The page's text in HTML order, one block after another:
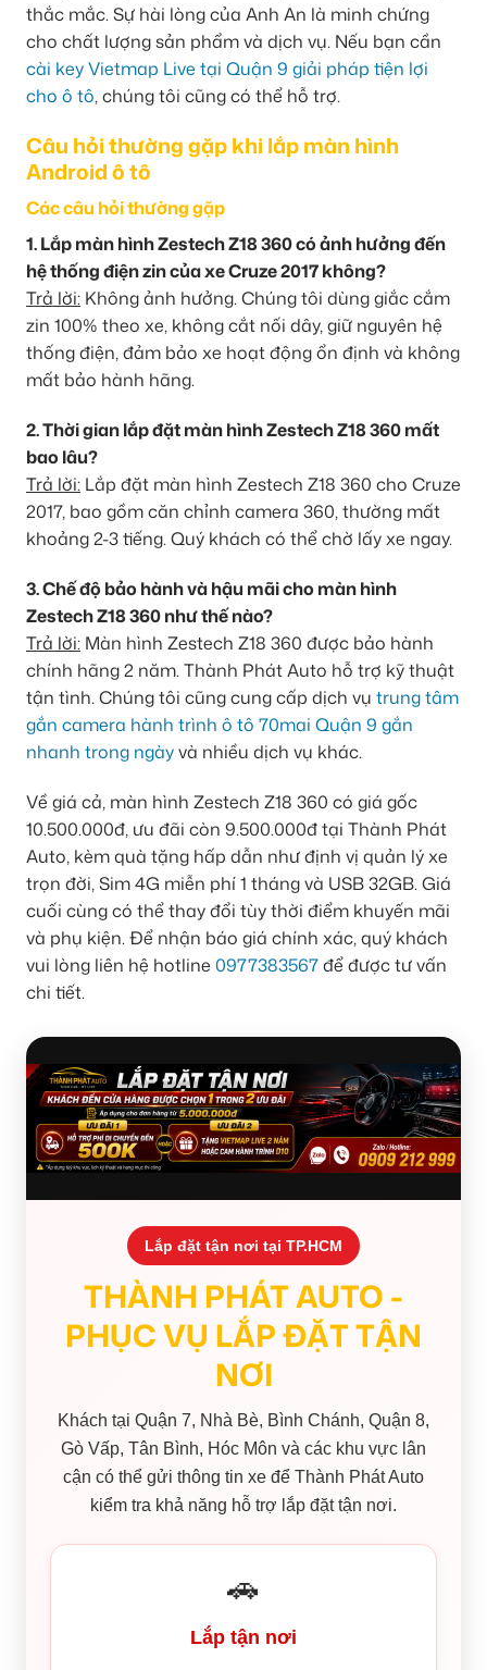
thắc mắc. Sự hài lòng của Anh An là minh chứng
cho chất lượng sản phẩm và dịch vụ. Nếu bạn cần
cài key Vietmap Live tại Quận 9 giải pháp tiện lợi
cho ô tô, chúng tôi cũng có thể hỗ trợ.
Câu hỏi thường gặp khi lắp màn hình
Android ô tô
Các câu hỏi thường gặp
1. Lắp màn hình Zestech Z18 360 có ảnh hưởng đến
hệ thống điện zin của xe Cruze 2017 không?
Trả lời: Không ảnh hưởng. Chúng tôi dùng giắc cắm
zin 100% theo xe, không cắt nối dây, giữ nguyên hệ
thống điện, đảm bảo xe hoạt động ổn định và không
mất bảo hành hãng.
2. Thời gian lắp đặt màn hình Zestech Z18 360 mất
bao lâu?
Trả lời: Lắp đặt màn hình Zestech Z18 360 cho Cruze
2017, bao gồm căn chỉnh camera 360, thường mất
khoảng 2-3 tiếng. Quý khách có thể chờ lấy xe ngay.
3. Chế độ bảo hành và hậu mãi cho màn hình
Zestech Z18 360 như thế nào?
Trả lời: Màn hình Zestech Z18 360 được bảo hành
chính hãng 2 năm. Thành Phát Auto hỗ trợ kỹ thuật
tận tình. Chúng tôi cũng cung cấp dịch vụ trung tâm
gắn camera hành trình ô tô 70mai Quận 9 gắn
nhanh trong ngàyvà nhiều dịch vụ khác.
Về giá cả, màn hình Zestech Z18 360 có giá gốc
10.500.000đ, ưu đãi còn 9.500.000đ tại Thành Phát
Auto, kèm quà tặng hấp dẫn như định vị quản lý xe
trọn đời, Sim 4G miễn phí 1 tháng và USB 32GB. Giá
cuối cùng có thể thay đổi tùy thời điểm khuyến mãi
và phụ kiện. Để nhận báo giá chính xác, quý khách
vui lòng liên hệ hotline 0977383567để được tư vấn
chi tiết.
Lắp đặt tận nơi tại TP.HCM
THÀNH PHÁT AUTO -
PHỤC VỤ LẮP ĐẶT TẬN
NƠI
Khách tại Quận 7, Nhà Bè, Bình Chánh, Quận 8,
Gò Vấp, Tân Bình, Hóc Môn và các khu vực lân
cận có thể gửi thông tin xe để Thành Phát Auto
kiểm tra khả năng hỗ trợ lắp đặt tận nơi.
🚗
Lắp tận nơi